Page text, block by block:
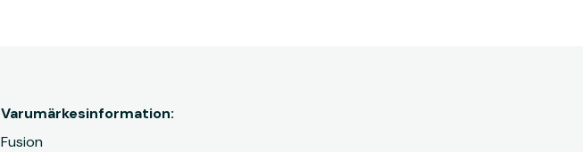
Varumärkesinformation:
Fusion